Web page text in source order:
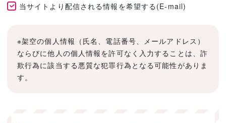
当サイトより配信される情報を希望する(E-mail)
※架空の個人情報（氏名、電話番号、メールアドレス）
ならびに他人の個人情報を許可なく入力することは、詐
欺行為に該当する悪質な犯罪行為となる可能性がありま
す。